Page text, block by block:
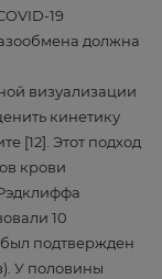
19
должна
визуализации
кинетику
[12]. Этот подход
крови
10
был подтвержден
У половины